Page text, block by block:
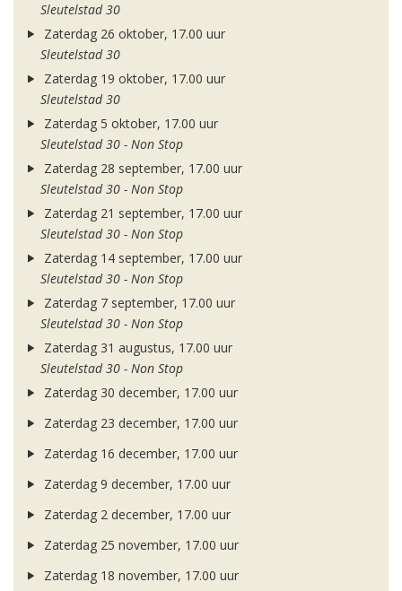
Sleutelstad 30
Zaterdag 26 oktober, 17.00 uur
Sleutelstad 30
Zaterdag 19 oktober, 17.00 uur
Sleutelstad 30
Zaterdag 5 oktober, 17.00 uur
Sleutelstad 30 - Non Stop
Zaterdag 28 september, 17.00 uur
Sleutelstad 30 - Non Stop
Zaterdag 21 september, 17.00 uur
Sleutelstad 30 - Non Stop
Zaterdag 14 september, 17.00 uur
Sleutelstad 30 - Non Stop
Zaterdag 7 september, 17.00 uur
Sleutelstad 30 - Non Stop
Zaterdag 31 augustus, 17.00 uur
Sleutelstad 30 - Non Stop
Zaterdag 30 december, 17.00 uur
Zaterdag 23 december, 17.00 uur
Zaterdag 16 december, 17.00 uur
Zaterdag 9 december, 17.00 uur
Zaterdag 2 december, 17.00 uur
Zaterdag 25 november, 17.00 uur
Zaterdag 18 november, 17.00 uur